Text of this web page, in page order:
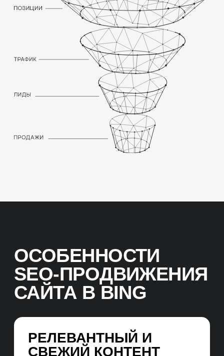
(время пребывания, глубина
просмотра, показатель отказов, CTR
сниппета в выдаче). Улучшение
юзабилити и привлекательности сайта
напрямую влияет на ранжирование.
Прямые заходы на сайт также являются
положительным сигналом для Bing.
ОПТИМИЗАЦИЯ
оптимизацию сайта, так как число
мобильные устройства для поиска,
01. WEB-АНАЛИТИКА
Проводим глубинное интервью
потенциал и цели, определяем
основные сегменты продвижения.